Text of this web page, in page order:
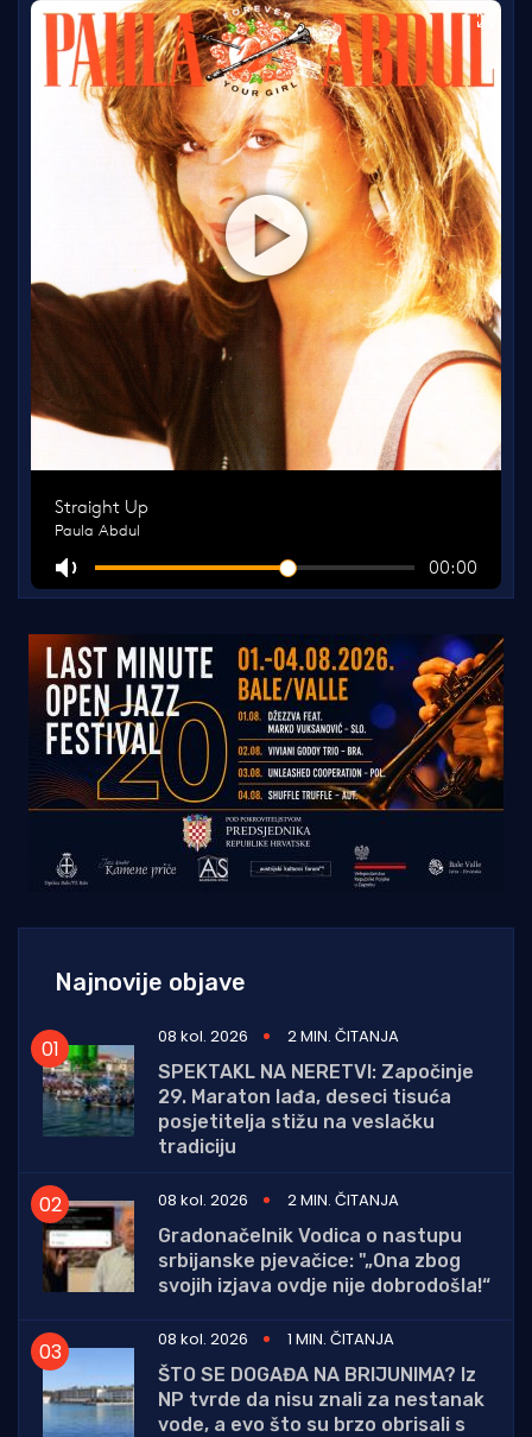
Najnovije objave
08 kol. 2026
2 MIN. ČITANJA
SPEKTAKL NA NERETVI: Započinje
29. Maraton lađa, deseci tisuća
posjetitelja stižu na veslačku
tradiciju
08 kol. 2026
2 MIN. ČITANJA
Gradonačelnik Vodica o nastupu
srbijanske pjevačice: "„Ona zbog
svojih izjava ovdje nije dobrodošla!“
08 kol. 2026
1 MIN. ČITANJA
ŠTO SE DOGAĐA NA BRIJUNIMA? Iz
NP tvrde da nisu znali za nestanak
vode, a evo što su brzo obrisali s